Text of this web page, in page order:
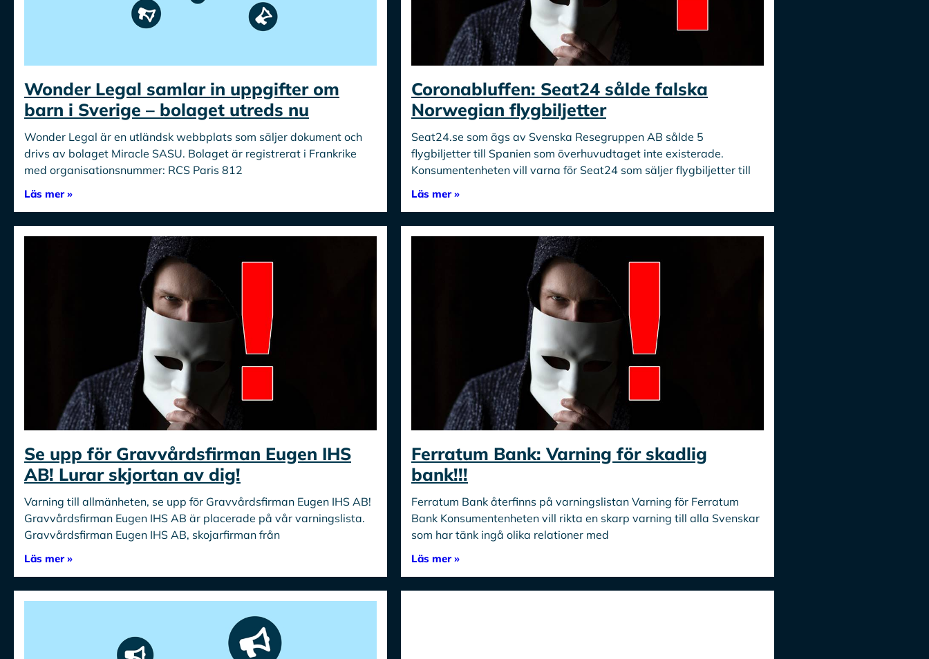
Wonder Legal samlar in uppgifter om
barn i Sverige – bolaget utreds nu
Wonder Legal är en utländsk webbplats som säljer dokument och
drivs av bolaget Miracle SASU. Bolaget är registrerat i Frankrike
med organisationsnummer: RCS Paris 812
Läs mer »
Coronabluffen: Seat24 sålde falska
Norwegian flygbiljetter
Seat24.se som ägs av Svenska Resegruppen AB sålde 5
flygbiljetter till Spanien som överhuvudtaget inte existerade.
Konsumentenheten vill varna för Seat24 som säljer flygbiljetter till
Läs mer »
Se upp för Gravvårdsfirman Eugen IHS
AB! Lurar skjortan av dig!
Varning till allmänheten, se upp för Gravvårdsfirman Eugen IHS AB!
Gravvårdsfirman Eugen IHS AB är placerade på vår varningslista.
Gravvårdsfirman Eugen IHS AB, skojarfirman från
Läs mer »
Ferratum Bank: Varning för skadlig
bank!!!
Ferratum Bank återfinns på varningslistan Varning för Ferratum
Bank Konsumentenheten vill rikta en skarp varning till alla Svenskar
som har tänk ingå olika relationer med
Läs mer »